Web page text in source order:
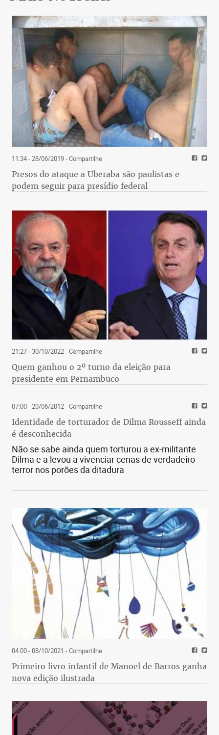
11:34 - 28/06/2019- Compartilhe
Presos do ataque a Uberaba são paulistas e
podem seguir para presídio federal
21:27 - 30/10/2022- Compartilhe
Quem ganhou o 2º turno da eleição para
presidente em Pernambuco
07:00 - 20/06/2012- Compartilhe
Identidade de torturador de Dilma Rousseff ainda
é desconhecida
Não se sabe ainda quem torturou a ex-militante
Dilma e a levou a vivenciar cenas de verdadeiro
terror nos porões da ditadura
04:00 - 08/10/2021 - Compartilhe
Primeiro livro infantil de Manoel de Barros ganha
nova edição ilustrada